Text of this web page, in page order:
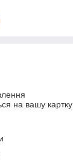
на вашу картку